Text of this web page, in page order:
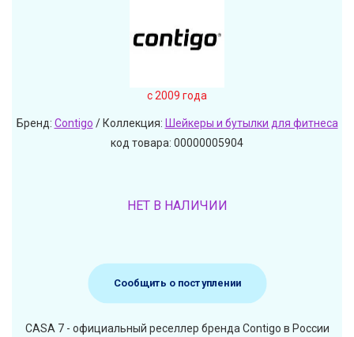
c 2009 года
Бренд: Contigo / Коллекция: Шейкеры и бутылки для фитнеса
код товара: 00000005904
НЕТ В НАЛИЧИИ
Сообщить о поступлении
CASA 7 - официальный реселлер бренда Contigo в России